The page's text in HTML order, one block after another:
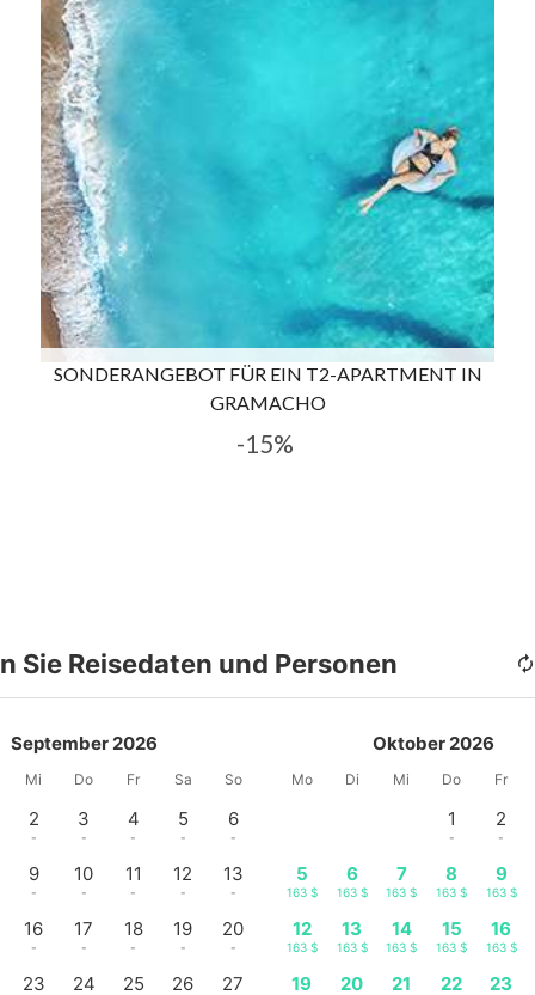
SONDERANGEBOT FÜR EIN T2-APARTMENT IN
GRAMACHO
-15%
Sie Reisedaten und Personen
September 2026
Mi Do Fr Sa So
2
-
3
-
4
-
5
-
6
-
9
-
10
-
11
-
12
-
13
-
16
-
17
-
18
-
19
-
20
-
23 24 25 26 27
Oktober 2026
Mo Di Mi Do Fr
1
-
2
-
5
163 $
6
163 $
7
163 $
8
163 $
9
163 $
12
163 $
13
163 $
14
163 $
15
163 $
16
163 $
19 20 21 22 23